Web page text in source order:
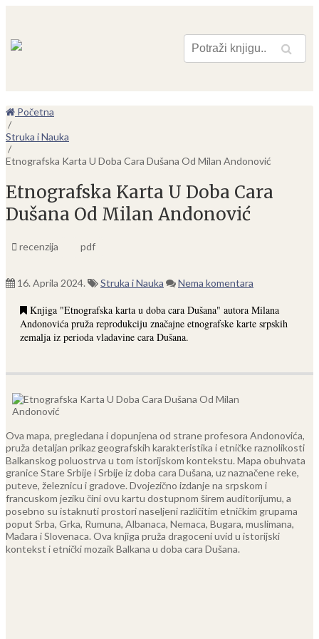
Pretraga
Početna
/
Struka i Nauka
/
Etnografska Karta U Doba Cara Dušana Od Milan Andonović
Etnografska Karta U Doba Cara
Dušana Od Milan Andonović
recenzija pdf
16. Aprila 2024. Struka i Nauka Nema komentara
Knjiga "Etnografska karta u doba cara Dušana" autora Milana
Andonovića pruža reprodukciju značajne etnografske karte srpskih
zemalja iz perioda vladavine cara Dušana.
Ova mapa, pregledana i dopunjena od strane profesora Andonovića,
pruža detaljan prikaz geografskih karakteristika i etničke raznolikosti
Balkanskog poluostrva u tom istorijskom kontekstu. Mapa obuhvata
granice Stare Srbije i Srbije iz doba cara Dušana, uz naznačene reke,
puteve, železnicu i gradove. Dvojezično izdanje na srpskom i
francuskom jeziku čini ovu kartu dostupnom širem auditorijumu, a
posebno su istaknuti prostori naseljeni različitim etničkim grupama
poput Srba, Grka, Rumuna, Albanaca, Nemaca, Bugara, muslimana,
Mađara i Slovenaca. Ova knjiga pruža dragoceni uvid u istorijski
kontekst i etnički mozaik Balkana u doba cara Dušana.